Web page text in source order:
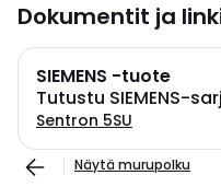
Dokumentit ja
SIEMENS -tuote
Tutustu SIEMENS-
Sentron 5SU
Näytä murupolku